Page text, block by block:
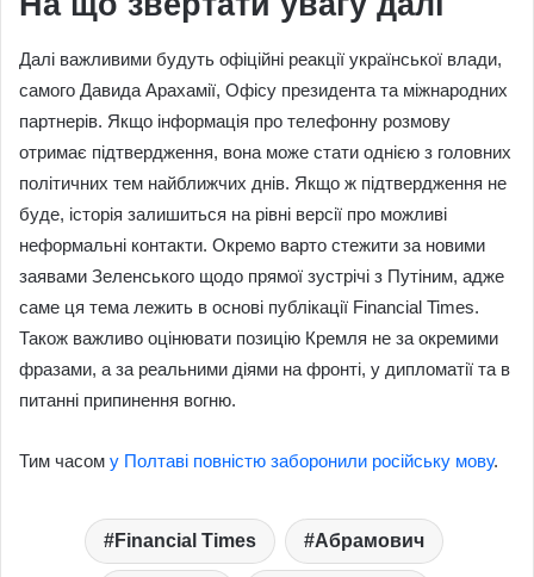
Далі важливими будуть офіційні реакції української влади,
самого Давида Арахамії, Офісу президента та міжнародних
партнерів. Якщо інформація про телефонну розмову
отримає підтвердження, вона може стати однією з головних
політичних тем найближчих днів. Якщо ж підтвердження не
буде, історія залишиться на рівні версії про можливі
неформальні контакти. Окремо варто стежити за новими
заявами Зеленського щодо прямої зустрічі з Путіним, адже
саме ця тема лежить в основі публікації Financial Times.
Також важливо оцінювати позицію Кремля не за окремими
фразами, а за реальними діями на фронті, у дипломатії та в
питанні припинення вогню.
Тим часом у Полтаві повністю заборонили російську мову.
Financial Times Абрамович